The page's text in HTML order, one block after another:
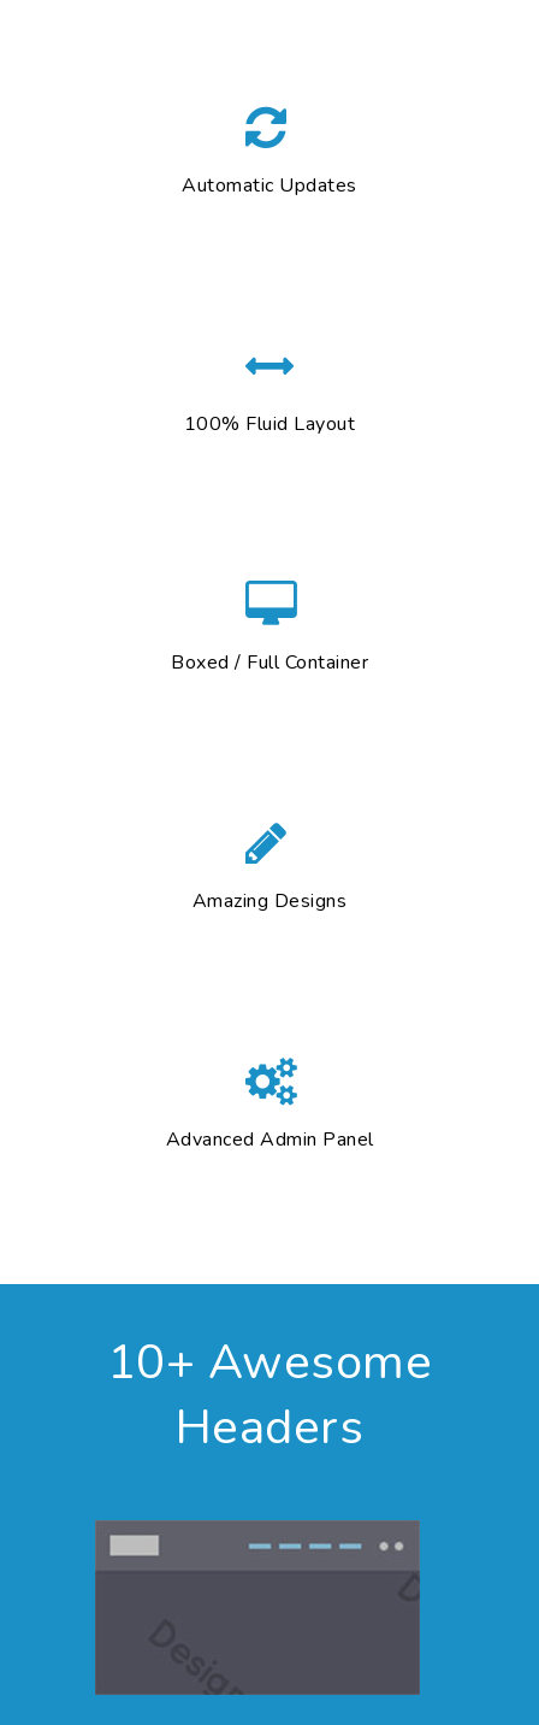
Automatic Updates
100% Fluid Layout
Boxed / Full Container
Amazing Designs
Advanced Admin Panel
10+ Awesome
Headers